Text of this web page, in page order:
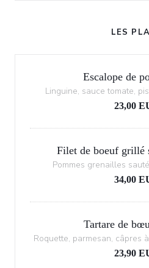
LES
Escalope de
Linguine, sauce tomate,
23,00
Filet de boeuf grillé
Pommes grenailles
34,00
Tartare de
Roquette, parmesan, câpres
23,90